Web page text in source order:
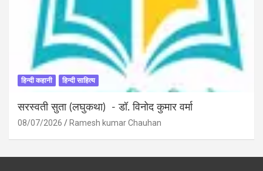
हिन्दी कहानी हिन्दी साहित्य
सरस्वती सुता (लघुकथा) ​- डॉ. विनोद कुमार वर्मा
08/07/2026 Ramesh kumar Chauhan